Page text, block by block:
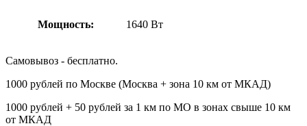
Мощность: 1640 Вт
Самовывоз - бесплатно.
1000 рублей по Москве (Москва + зона 10 км от МКАД)
1000 рублей + 50 рублей за 1 км по МО в зонах свыше 10 км
от МКАД